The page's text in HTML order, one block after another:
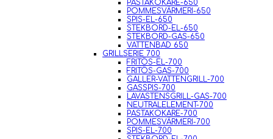
PASTAKOKARE-650
POMMESVÄRMERI-650
SPIS-EL-650
STEKBORD-EL-650
STEKBORD-GAS-650
VATTENBAD 650
GRILLSERIE 700
FRITÖS-EL-700
FRITÖS-GAS-700
GALLER-VATTENGRILL-700
GASSPIS-700
LAVASTENSGRILL-GAS-700
NEUTRALELEMENT-700
PASTAKOKARE-700
POMMESVÄRMERI-700
SPIS-EL-700